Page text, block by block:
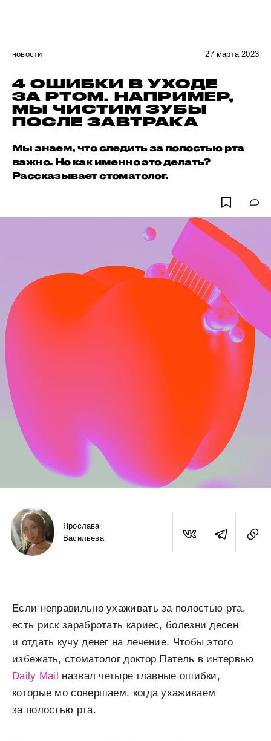
новости 27 марта 2023
4 ОШИБКИ В УХОДЕ
ЗА РТОМ. НАПРИМЕР,
МЫ ЧИСТИМ ЗУБЫ
ПОСЛЕ ЗАВТРАКА
Мы знаем, что следить за полостью рта
важно. Но как именно это делать?
Рассказывает стоматолог.
Ярослава
Васильева
Если неправильно ухаживать за полостью рта,
есть риск зарабротать кариес, болезни десен
и отдать кучу денег на лечение. Чтобы этого
избежать, стоматолог доктор Патель в интервью
Daily Mail назвал четыре главные ошибки,
которые мо совершаем, когда ухаживаем
за полостью рта.